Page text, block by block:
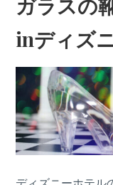
ガラスの
inディズ